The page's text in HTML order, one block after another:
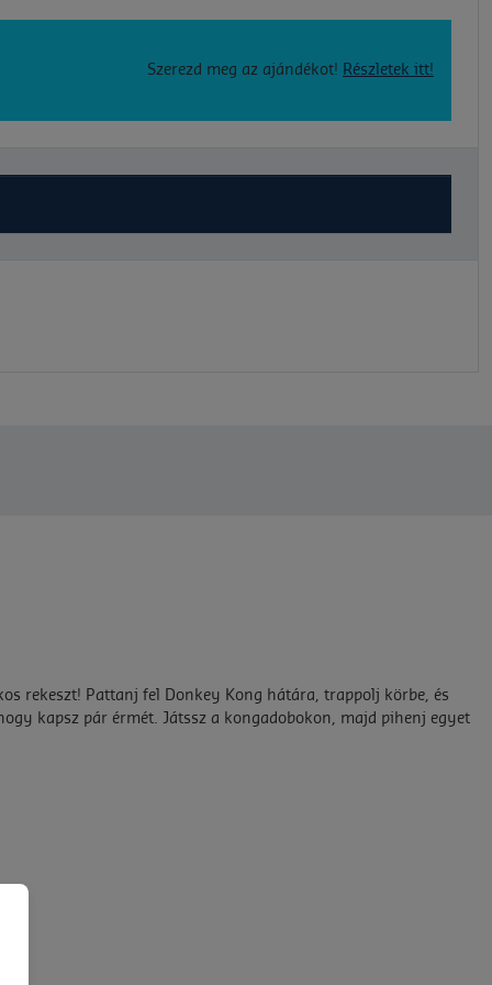
Szerezd meg az ajándékot! Részletek itt!
rekeszt! Pattanj fel Donkey Kong hátára, trappolj körbe, és
kapsz pár érmét. Játssz a kongadobokon, majd pihenj egyet